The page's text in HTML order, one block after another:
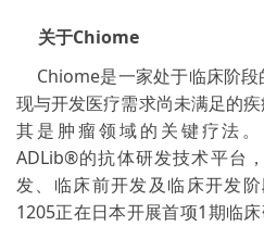
关于Chiome
Chiome是一家处于临床阶
现与开发医疗需求尚未满足的
其是肿瘤领域的关键疗法
ADLib®的抗体研发技术平台
发、临床前开发及临床开发
1205正在日本开展首项1期临